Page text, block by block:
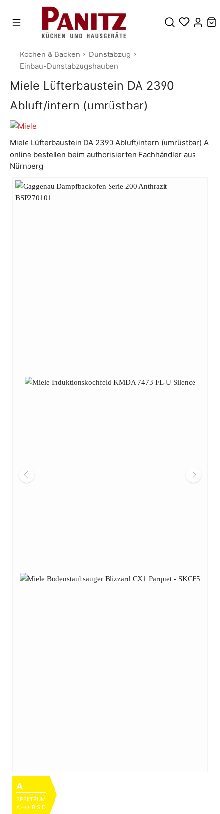
Kochen & Backen
Dunstabzug
Einbau-Dunstabzugshauben
Miele Lüfterbaustein DA 2390
Abluft/intern (umrüstbar)
Miele Lüfterbaustein DA 2390 Abluft/intern (umrüstbar) A
online bestellen beim authorisierten Fachhändler aus
Nürnberg
A
SPEKTRUM
A+++ BIS D